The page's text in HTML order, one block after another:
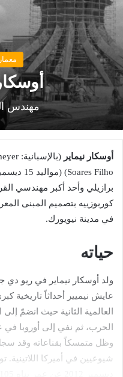
مهندس
أوسكار نيماير (بالإسبانية:
Soares Filho
برازيلي وأحد أكبر مهندسي
كوربوزييه بتصميم المبنى
في مدينة نيويورك.
حياته
العالمية الثانية حيث انضمّ
الحرب، ثم نفي إلى أوروبا في
وظل متمسكاً بقناعاته وقد